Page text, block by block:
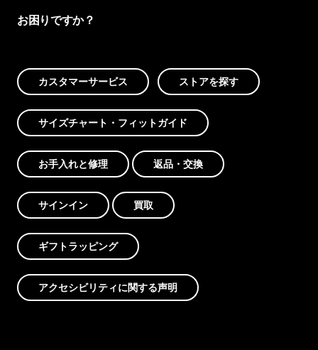
お困りですか？
カスタマーサービス ストアを探す
サイズチャート・フィットガイド
お手入れと修理 返品・交換
サインイン 買取
ギフトラッピング
アクセシビリティに関する声明